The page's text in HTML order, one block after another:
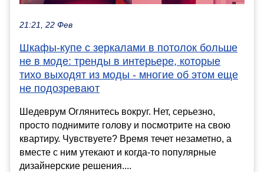
21:21, 22 Фев
Шкафы-купе с зеркалами в потолок больше
не в моде: тренды в интерьере, которые
тихо выходят из моды - многие об этом еще
не подозревают
Шедеврум Оглянитесь вокруг. Нет, серьезно,
просто поднимите голову и посмотрите на свою
квартиру. Чувствуете? Время течет незаметно, а
вместе с ним утекают и когда-то популярные
дизайнерские решения....